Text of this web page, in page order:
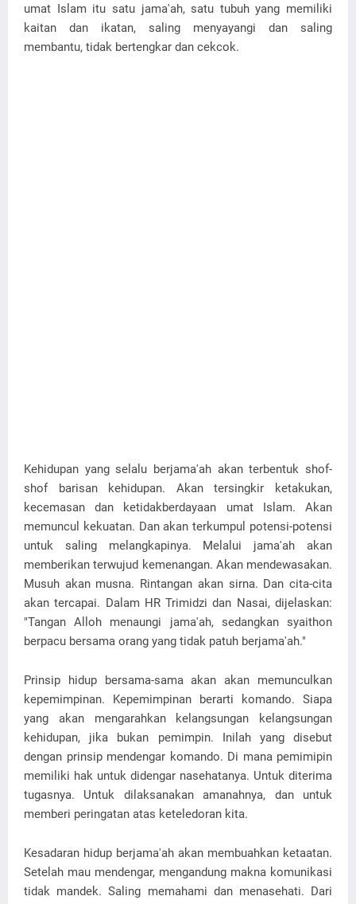
umat Islam itu satu jama'ah, satu tubuh yang memiliki
kaitan dan ikatan, saling menyayangi dan saling
membantu, tidak bertengkar dan cekcok.
Kehidupan yang selalu berjama'ah akan terbentuk shof-
shof barisan kehidupan. Akan tersingkir ketakukan,
kecemasan dan ketidakberdayaan umat Islam. Akan
memuncul kekuatan. Dan akan terkumpul potensi-potensi
untuk saling melangkapinya. Melalui jama'ah akan
memberikan terwujud kemenangan. Akan mendewasakan.
Musuh akan musna. Rintangan akan sirna. Dan cita-cita
akan tercapai. Dalam HR Trimidzi dan Nasai, dijelaskan:
"Tangan Alloh menaungi jama'ah, sedangkan syaithon
berpacu bersama orang yang tidak patuh berjama'ah."
Prinsip hidup bersama-sama akan akan memunculkan
kepemimpinan. Kepemimpinan berarti komando. Siapa
yang akan mengarahkan kelangsungan kelangsungan
kehidupan, jika bukan pemimpin. Inilah yang disebut
dengan prinsip mendengar komando. Di mana pemimipin
memiliki hak untuk didengar nasehatanya. Untuk diterima
tugasnya. Untuk dilaksanakan amanahnya, dan untuk
memberi peringatan atas keteledoran kita.
Kesadaran hidup berjama'ah akan membuahkan ketaatan.
Setelah mau mendengar, mengandung makna komunikasi
tidak mandek. Saling memahami dan menasehati. Dari